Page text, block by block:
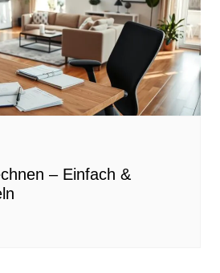
– Einfach &